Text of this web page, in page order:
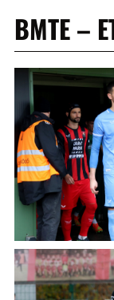
BMTE –